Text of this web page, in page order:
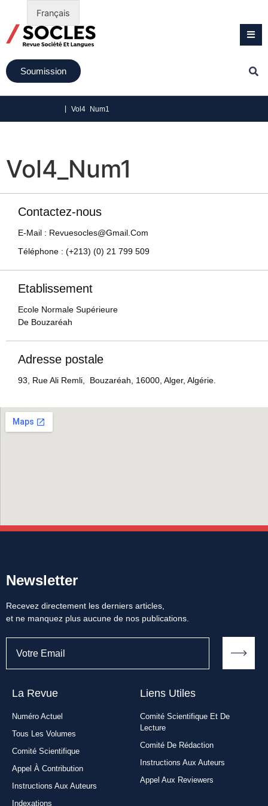
Soumission
Vol4_Num1
Vol4_Num1
Contactez-nous
E-Mail : Revuesocles@gmail.com
Téléphone : (+213) (0) 21 799 509
Etablissement
Ecole Normale Supérieure
De Bouzaréah
Adresse postale
93, Rue Ali Remli, Bouzaréah, 16000, Alger, Algérie.
Newsletter
Recevez directement les derniers articles,
et ne manquez plus aucune de nos publications.
La Revue
Numéro Actuel
Tous Les Volumes
Comité Scientifique
Appel À Contribution
Instructions Aux Auteurs
Indexations
Liens Utiles​
Comité Scientifique Et De
Lecture
Comité De Rédaction
Instructions Aux Auteurs
Appel Aux Reviewers
Français